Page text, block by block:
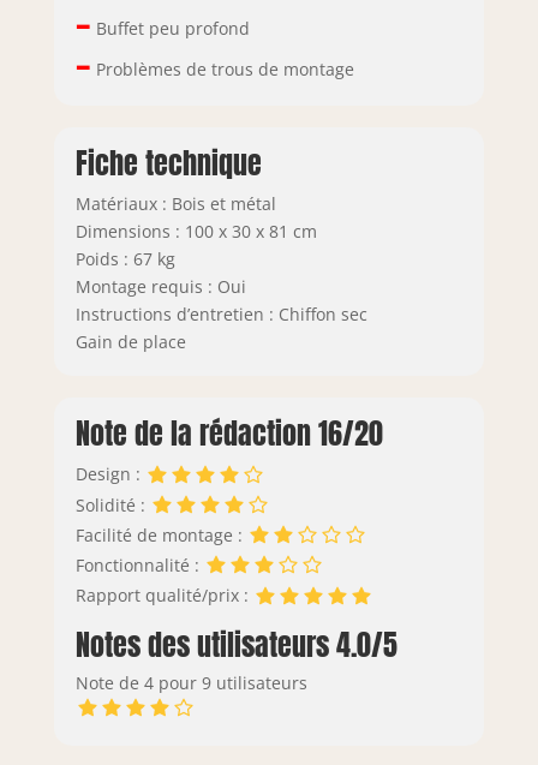
– Buffet peu profond
– Problèmes de trous de montage
Fiche technique
Matériaux : Bois et métal
Dimensions : 100 x 30 x 81 cm
Poids : 67 kg
Montage requis : Oui
Instructions d’entretien : Chiffon sec
Gain de place
Note de la rédaction 16/20
Design :
Solidité :
Facilité de montage :
Fonctionnalité :
Rapport qualité/prix :
Notes des utilisateurs 4.0/5
Note de 4 pour 9 utilisateurs